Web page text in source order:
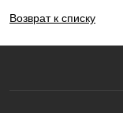
Возврат к списку